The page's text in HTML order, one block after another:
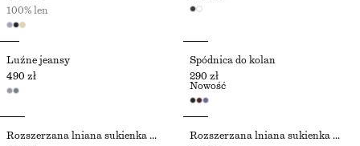
100% len
Luźne jeansy
490 zł
Spódnica do kolan
290 zł
Nowość
Rozszerzana lniana sukienka midi
Rozszerzana lniana sukienka midi